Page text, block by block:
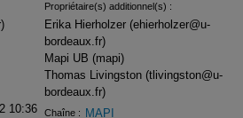
Propriétaire(s) additionnel(s) :
Erika Hierholzer (ehierholzer@u-
bordeaux.fr)
Mapi UB (mapi)
Thomas Livingston (tlivingston@u-
bordeaux.fr)
10:36 Chaîne : MAPI